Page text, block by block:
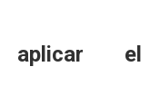
aplicar el